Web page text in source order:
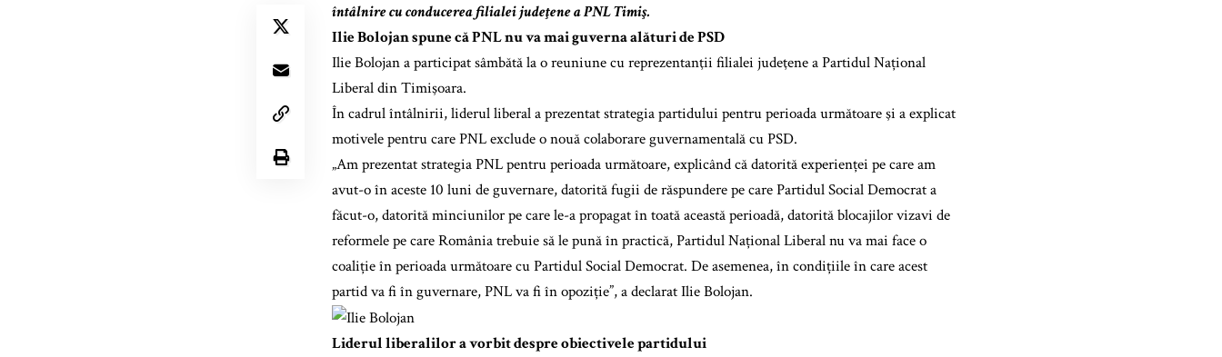
întâlnire cu conducerea filialei judeţene a PNL Timiş.
Ilie Bolojan spune că PNL nu va mai guverna alături de PSD
Ilie Bolojan a participat sâmbătă la o reuniune cu reprezentanţii filialei judeţene a Partidul Național
Liberal din Timişoara.
În cadrul întâlnirii, liderul liberal a prezentat strategia partidului pentru perioada următoare şi a explicat
motivele pentru care PNL exclude o nouă colaborare guvernamentală cu PSD.
„Am prezentat strategia PNL pentru perioada următoare, explicând că datorită experienței pe care am
avut-o în aceste 10 luni de guvernare, datorită fugii de răspundere pe care Partidul Social Democrat a
făcut-o, datorită minciunilor pe care le-a propagat în toată această perioadă, datorită blocajilor vizavi de
reformele pe care România trebuie să le pună în practică, Partidul Național Liberal nu va mai face o
coaliție în perioada următoare cu Partidul Social Democrat. De asemenea, în condițiile în care acest
partid va fi în guvernare, PNL va fi în opoziție”, a declarat Ilie Bolojan.
Liderul liberalilor a vorbit despre obiectivele partidului